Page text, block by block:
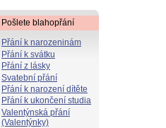
Pošlete blahopřání
Přání k narozeninám
Přání k svátku
Přání z lásky
Svatební přání
Přání k narození dítěte
Přání k ukončení studia
Valentýnská přání
(Valentýnky)